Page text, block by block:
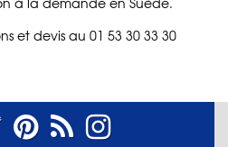
et devis au 01 53 30 33 30